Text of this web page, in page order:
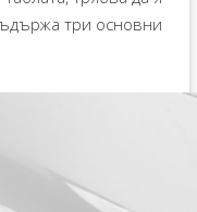
три основни